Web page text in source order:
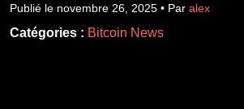
Publié le novembre 26, 2025 • Par alex
Catégories : Bitcoin News